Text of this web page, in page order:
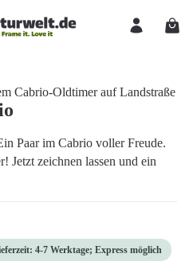
Paar im Cabrio voller Freude.
Jetzt zeichnen lassen und ein
4-7 Werktage; Express möglich